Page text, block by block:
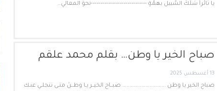
يا ثائراً سَلَكَ السّبيل بهمّةٍ -----------------------------نحوَ المعالي…
صباح الخير يا وطن… بقلم محمد علقم
13 أغسطس 2025
صباح الخير يا وطن .............................. صبــاح الخيــر يـا وطــنْ متـى تنجلـي عنـك